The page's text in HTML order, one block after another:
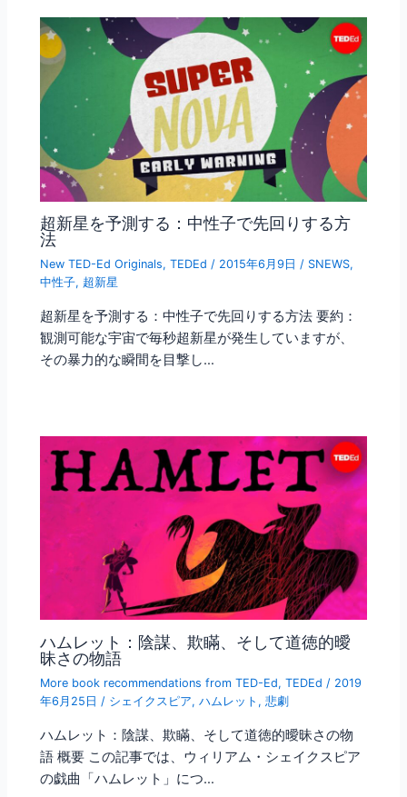
超新星を予測する：中性子で先回りする方
法
New TED-Ed Originals,TEDEd / 2015年6月9日/ SNEWS,
中性子, 超新星
超新星を予測する：中性子で先回りする方法 要約：
観測可能な宇宙で毎秒超新星が発生していますが、
その暴力的な瞬間を目撃し…
ハムレット：陰謀、欺瞞、そして道徳的曖
昧さの物語
More book recommendations from TED-Ed,TEDEd / 2019
年6月25日 / シェイクスピア,ハムレット ,悲劇
ハムレット：陰謀、欺瞞、そして道徳的曖昧さの物
語 概要 この記事では、ウィリアム・シェイクスピア
の戯曲「ハムレット」につ…